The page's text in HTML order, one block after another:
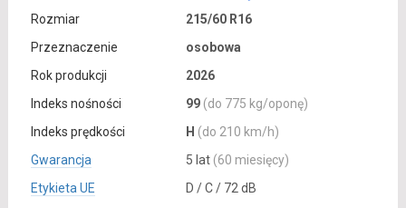
Rozmiar
215/60 R16
Przeznaczenie
osobowa
Rok produkcji
2026
Indeks nośności
99 (do 775 kg/oponę)
Indeks prędkości
H (do 210 km/h)
Gwarancja
5 lat (60 miesięcy)
Etykieta UE
D / C / 72 dB